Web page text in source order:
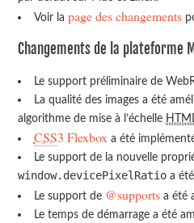
Voir la page des changements
Changements de la plateforme
Le support préliminaire de
La qualité des images a été
algorithme de mise à l’échelle
CSS3 Flexboxa été
Le support de la nouvelle
window.devicePixelRatio a
Le support de @supportsa été
Le temps de démarrage a été